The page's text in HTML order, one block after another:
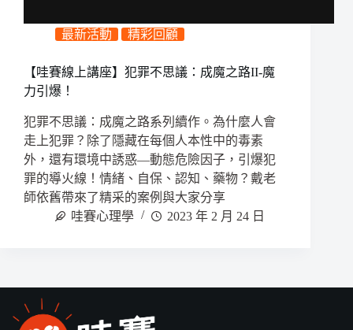
最新活動 精彩回顧
【哇賽線上講座】犯罪不思議：成魔之路II-魔
力引爆！
犯罪不思議：成魔之路系列續作。為什麼人會
走上犯罪？除了隱藏在每個人本性中的毒素
外，還有環境中誘惑—動態危險因子，引爆犯
罪的導火線！情緒、自保、認知、藥物？戴老
師依舊帶來了精采的案例與大家分享
哇賽心理學
2023 年 2 月 24 日